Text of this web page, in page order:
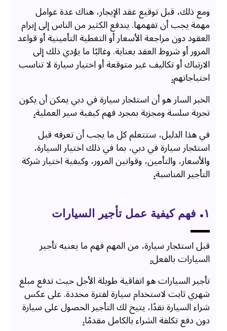
ومع ذلك، قبل توقيع عقد الإيجار، هناك عدة عوامل
مهمة يجب أن تفهمها. يندفع الكثير من الناس إلى إبرام
العقود دون مراجعة الأسعار أو التغطية التأمينية أو قواعد
المرور أو شروط العقد بعناية. وغالبًا ما يؤدي ذلك إلى
الارتباك أو تكاليف غير متوقعة أو اختيار سيارة لا تناسب
احتياجاتهم.
الخبر السار هو أن استئجار سيارة في دبي يمكن أن يكون
تجربة سلسة ومجزية بمجرد فهم كيفية سير العملية.
في هذا الدليل، ستتعلم كل ما يجب أن تعرفه قبل
استئجار سيارة في دبي، بما في ذلك اختيار السيارة،
والأسعار، والتأمين، وقوانين المرور، وكيفية اختيار شركة
التأجير المناسبة.
۱. فهم كيفية عمل تأجير السيارات
قبل استئجار سيارة، من المهم فهم ما يعنيه تأجير
السيارات بالفعل.
تأجير السيارات هو اتفاقية طويلة الأجل حيث تدفع مبلغ
شهري ثابت لاستخدام سيارة لفترة محددة. على عكس
شراء السيارة نقدًا، يتيح لك التأجير الحصول على سيارة
دون دفع تكلفة الشراء بالكامل مقدمًا.